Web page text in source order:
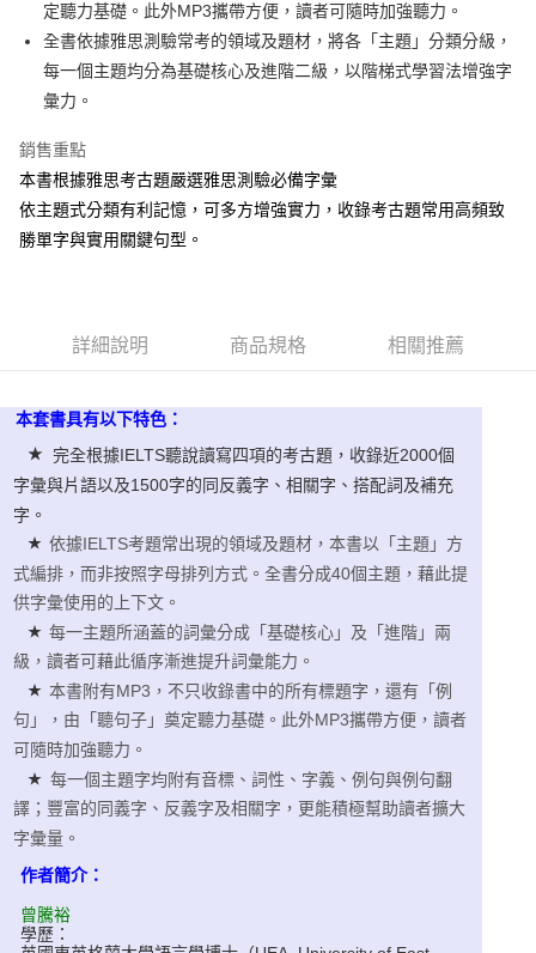
ATM付款
運送方式
每筆NT$80，滿NT$800(含以上)免運費
郵局寄送
每筆NT$80，滿NT$800(含以上)免運費
定聽力基礎。此外MP3攜帶方便，讀者可隨時加強聽力。
全書依據雅思測驗常考的領域及題材，將各「主題」分類分級，
每一個主題均分為基礎核心及進階二級，以階梯式學習法增強字
彙力。
銷售重點
本書根據雅思考古題嚴選雅思測驗必備字彙
依主題式分類有利記憶，可多方增強實力，收錄考古題常用高頻致
勝單字與實用關鍵句型。
詳細說明 商品規格 相關推薦
本套書具有以下特色：
★ 完全根據IELTS聽說讀寫四項的考古題，收錄近2000個
字彙與片語以及1500字的同反義字、相關字、搭配詞及補充
字。
★ 依據IELTS考題常出現的領域及題材，本書以「主題」方
式編排，而非按照字母排列方式。全書分成40個主題，藉此提
供字彙使用的上下文。
★ 每一主題所涵蓋的詞彙分成「基礎核心」及「進階」兩
級，讀者可藉此循序漸進提升詞彙能力。
★ 本書附有MP3，不只收錄書中的所有標題字，還有「例
句」，由「聽句子」奠定聽力基礎。此外MP3攜帶方便，讀者
可隨時加強聽力。
★ 每一個主題字均附有音標、詞性、字義、例句與例句翻
譯；豐富的同義字、反義字及相關字，更能積極幫助讀者擴大
字彙量。
作者簡介：
曾騰裕
學歷：